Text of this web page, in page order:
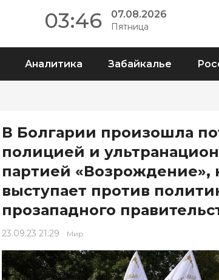
03:46 07.08.2026
Пятница
Аналитика Забайкалье
В Болгарии произошла
полицией и
партией «Возрождение»,
выступает против
прозападного
23.09.23 21:29 Мир